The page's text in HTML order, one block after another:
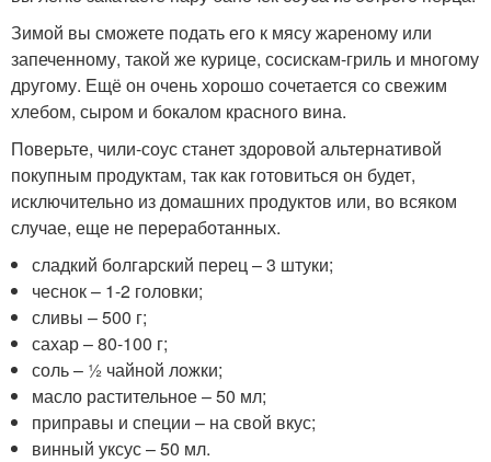
Зимой вы сможете подать его к мясу жареному или
запеченному, такой же курице, сосискам-гриль и многому
другому. Ещё он очень хорошо сочетается со свежим
хлебом, сыром и бокалом красного вина.
Поверьте, чили-соус станет здоровой альтернативой
покупным продуктам, так как готовиться он будет,
исключительно из домашних продуктов или, во всяком
случае, еще не переработанных.
сладкий болгарский перец – 3 штуки;
чеснок – 1-2 головки;
сливы – 500 г;
сахар – 80-100 г;
соль – ½ чайной ложки;
масло растительное – 50 мл;
приправы и специи – на свой вкус;
винный уксус – 50 мл.